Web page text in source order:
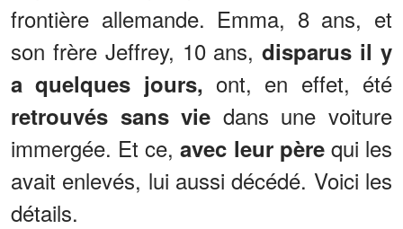
frontière allemande. Emma, 8 ans, et
son frère Jeffrey, 10 ans,disparus il y
a quelques jours, ont, en effet, été
retrouvés sans vie dans une voiture
immergée. Et ce,avec leur pèrequi les
avait enlevés, lui aussi décédé. Voici les
détails.